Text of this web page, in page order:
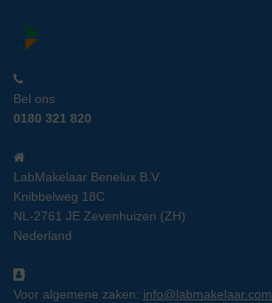
Bel ons
0180 321 820
LabMakelaar Benelux B.V.
Knibbelweg 18C
NL-2761 JE Zevenhuizen (ZH)
Nederland
Voor algemene zaken: info@labmakelaar.com